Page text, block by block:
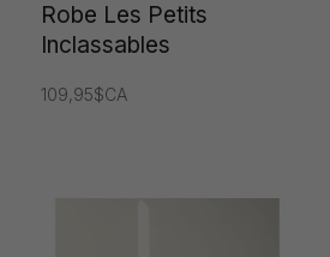
Robe Les Petits
Inclassables
109,95$CA